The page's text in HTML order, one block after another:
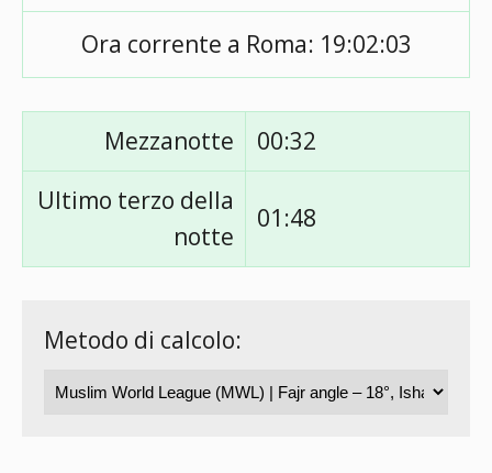
Ora corrente a Roma: 19:02:03
Mezzanotte
00:32
Ultimo terzo della
notte
01:48
Metodo di calcolo: